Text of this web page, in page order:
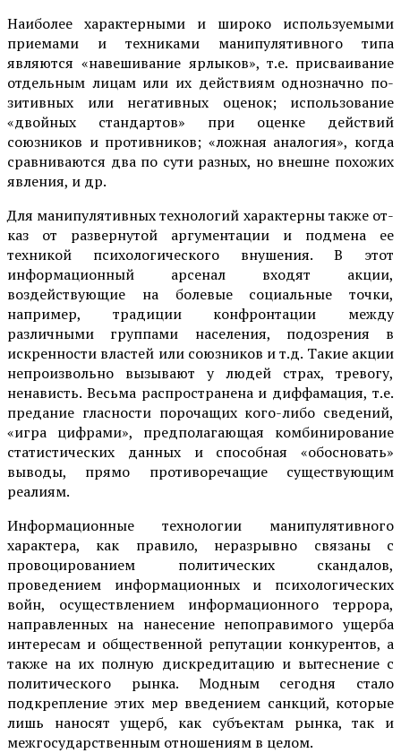
Наиболее характерными и широко используемыми
приемами и техниками манипулятивного типа
являются «навешивание ярлыков», т.е. присваивание
отдельным лицам или их действиям однозначно по­
зитивных или негативных оценок; использование
«двойных стандар­тов» при оценке действий
союзников и противников; «ложная анало­гия», когда
сравниваются два по сути разных, но внешне похожих
явления, и др.
Для манипулятивных технологий характерны также от­
каз от развернутой аргументации и подмена ее
техникой психологи­ческого внушения. В этот
информационный арсенал входят акции,
воздействующие на болевые социальные точки,
например, традиции конфронтации между
различными группами населения, подозрения в
искренности властей или союзников и т.д. Такие акции
непроизволь­но вызывают у людей страх, тревогу,
ненависть. Весьма распростра­нена и диффамация, т.е.
предание гласности порочащих кого-либо сведений,
«игра цифрами», предполагающая комбинирование
стати­стических данных и способная «обосновать»
выводы, прямо противо­речащие существующим
реалиям.
Информационные технологии манипулятивного
характера, как правило, неразрывно связаны с
провоцированием политических скандалов,
проведением информа­ционных и психологических
войн, осуществлением информационно­го террора,
направленных на нанесение непоправимого ущерба
инте­ресам и общественной репутации конкурентов, а
также на их полную дискредитацию и вытеснение с
политического рынка. Модным сегодня стало
подкрепление этих мер введением санкций, которые
лишь наносят ущерб, как субъектам рынка, так и
межгосударственным отношениям в целом.